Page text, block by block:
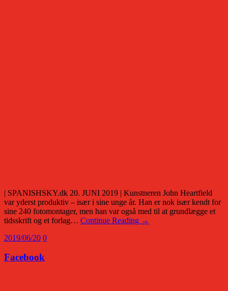
| SPANISHSKY.dk 20. JUNI 2019 | Kunstneren John Heartfield
var yderst produktiv – især i sine unge år. Han er nok især kendt for
sine 240 fotomontager, men han var også med til at grundlægge et
tidsskrift og et forlag… Continue Reading →
2019/06/20 0
Facebook